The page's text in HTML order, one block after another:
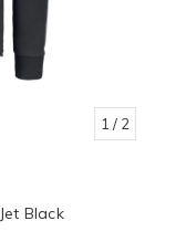
1 / 2
Black